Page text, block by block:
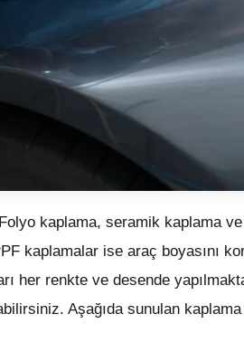
kaplama, seramik kaplama
kaplamalar ise araç boyasını
her renkte ve desende
Aşağıda sunulan